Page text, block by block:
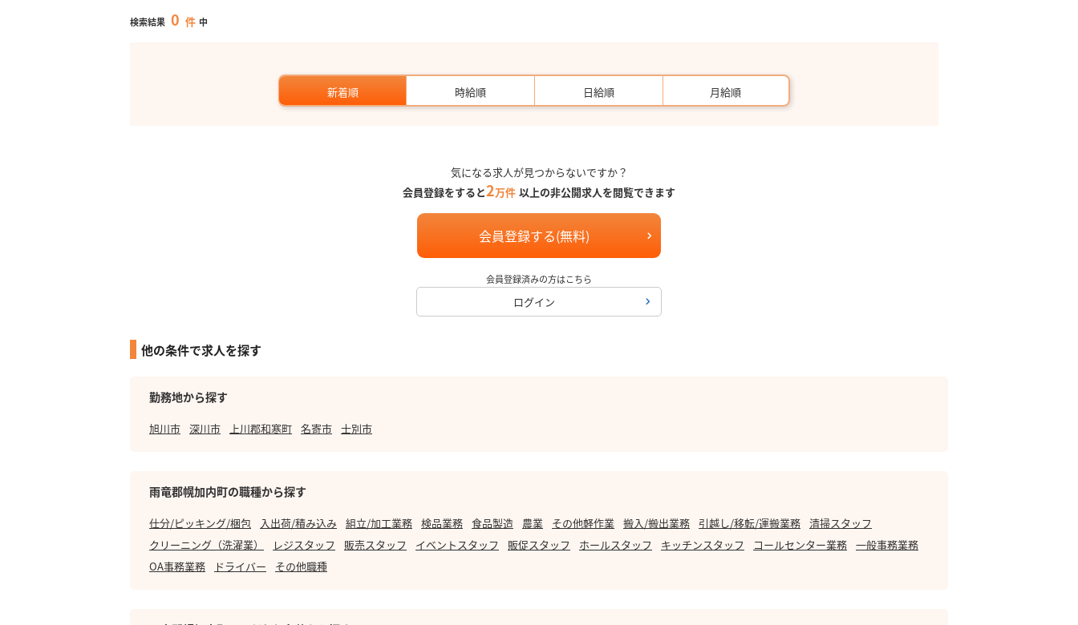
検索結果 0 件 中
新着順 時給順 日給順 月給順
気になる求人が見つからないですか？
会員登録をすると2万件 以上の非公開求人を閲覧できます
会員登録する(無料)
会員登録済みの方はこちら
ログイン
他の条件で求人を探す
勤務地から探す
旭川市 深川市 上川郡和寒町 名寄市 士別市
雨竜郡幌加内町の職種から探す
仕分/ピッキング/梱包 入出荷/積み込み 組立/加工業務 検品業務 食品製造 農業 その他軽作業 搬入/搬出業務 引越し/移転/運搬業務 清掃スタッフ
クリーニング（洗濯業）
レジスタッフ 販売スタッフ イベントスタッフ 販促スタッフ ホールスタッフ キッチンスタッフ コールセンター業務 一般事務業務
OA事務業務
ドライバー その他職種